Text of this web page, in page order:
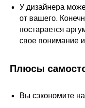
У дизайнера
от вашего.
постарается
свое понимание
Плюсы
Вы сэкономите